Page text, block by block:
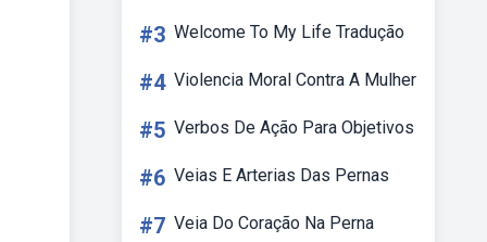
#3 Welcome To My Life Tradução
#4 Violencia Moral Contra A Mulher
#5 Verbos De Ação Para Objetivos
#6 Veias E Arterias Das Pernas
#7 Veia Do Coração Na Perna